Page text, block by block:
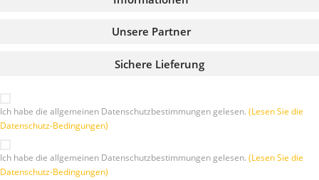
Sichere Lieferung
Unsere Partner
Ich habe die allgemeinen Datenschutzbestimmungen gelesen. (Lesen Sie die
Datenschutz-Bedingungen)
Ich habe die allgemeinen Datenschutzbestimmungen gelesen. (Lesen Sie die
Datenschutz-Bedingungen)